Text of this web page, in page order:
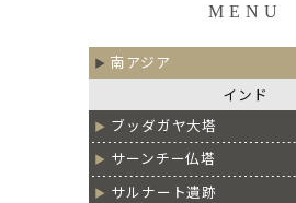
MENU
南アジア
インド
ブッダガヤ大塔
サーンチー仏塔
サルナート遺跡